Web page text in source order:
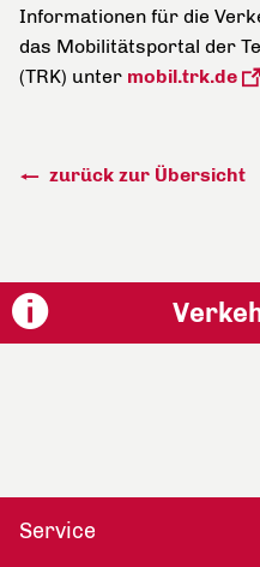
Informationen für die
das Mobilitätsportal der
(TRK) unter mobil.trk.de
zurück zur Übersicht
Service